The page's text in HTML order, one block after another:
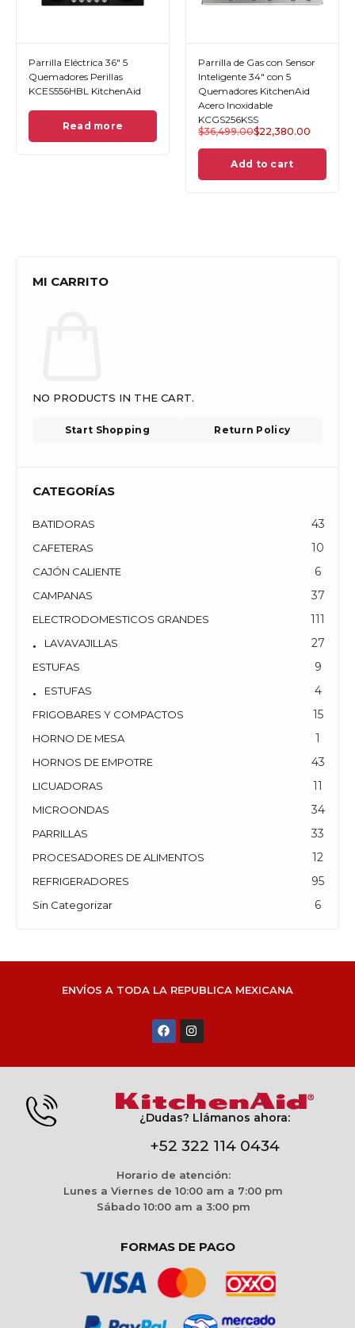
de Gas con Sensor
34" con 5
KitchenAid
22,380.00
Parrilla de Gas 36" 5
Quemadores Acero
Inoxidable KCGK336SSS
KitchenAid
Read more
10
6
37
111
27
ESTUFAS 9
4
FRIGOBARES Y COMPACTOS 15
1
43
11
34
33
12
95
6
¿Dudas? Llámanos ahora:
Lunes a Viernes de 10:00 am a 7:00 pm
Sábado 10:00 am a 3:00 pm